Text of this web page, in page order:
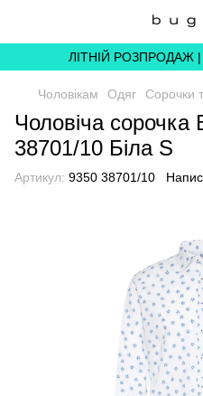
ЛІТНІЙ РОЗПРОДАЖ
Чоловікам Одяг Сорочки
Чоловіча сорочка
38701/10 Біла S
Артикул: 9350 38701/10